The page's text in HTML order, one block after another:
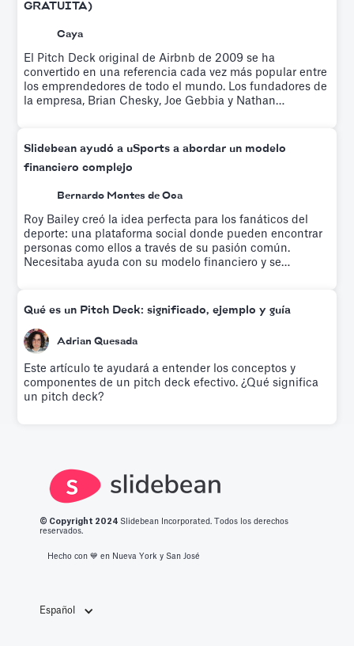
GRATUITA)
Caya
El Pitch Deck original de Airbnb de 2009 se ha
convertido en una referencia cada vez más popular entre
los emprendedores de todo el mundo. Los fundadores de
la empresa, Brian Chesky, Joe Gebbia y Nathan
Pruébalo gratis.
Slidebean ayudó a uSports a abordar un modelo
financiero complejo
Bernardo Montes de Oca
Roy Bailey creó la idea perfecta para los fanáticos del
deporte: una plataforma social donde pueden encontrar
personas como ellos a través de su pasión común.
Necesitaba ayuda con su modelo financiero y se
sobre modelos financieros basados en factores
financiero personalizado.
Qué es un Pitch Deck: significado, ejemplo y guía
Adrian Quesada
Este artículo te ayudará a entender los conceptos y
componentes de un pitch deck efectivo. ¿Qué significa
un pitch deck?
© Copyright 2 024 Slidebean Incorporated. Todos los derechos
reservados.
Hecho con 💙️ en Nueva York y San José
Español